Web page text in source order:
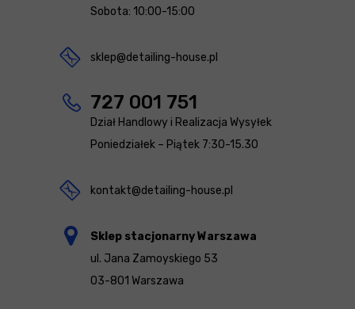
Sobota: 10:00-15:00
sklep@detailing-house.pl
727 001 751
Dział Handlowy i Realizacja Wysyłek
Poniedziałek – Piątek 7:30-15.30
kontakt@detailing-house.pl
Sklep stacjonarny Warszawa
ul. Jana Zamoyskiego 53
03-801 Warszawa